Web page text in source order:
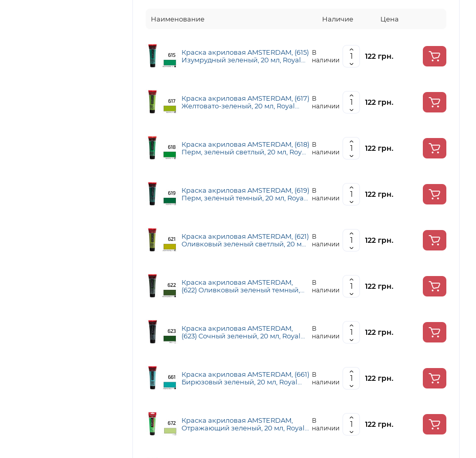
Наименование Наличие Цена
Краска акриловая AMSTERDAM, (615)
Изумрудный зеленый, 20 мл, Royal
В
наличии
122 грн.
Краска акриловая AMSTERDAM, (617)
Желтовато-зеленый, 20 мл, Royal
В
наличии
122 грн.
Краска акриловая AMSTERDAM, (618)
Перм, зеленый светлый, 20 мл, Royal
В
наличии
122 грн.
Краска акриловая AMSTERDAM, (619)
Перм, зеленый темный, 20 мл, Royal
В
наличии
122 грн.
Краска акриловая AMSTERDAM, (621)
Оливковый зеленый светлый, 20 мл,
В
наличии
122 грн.
Краска акриловая AMSTERDAM,
(622) Оливковый зеленый темный,
В
наличии
122 грн.
Краска акриловая AMSTERDAM,
(623) Сочный зеленый, 20 мл, Royal
В
наличии
122 грн.
Краска акриловая AMSTERDAM, (661)
Бирюзовый зеленый, 20 мл, Royal
В
наличии
122 грн.
Краска акриловая AMSTERDAM,
Отражающий зеленый, 20 мл, Royal
В
наличии
122 грн.